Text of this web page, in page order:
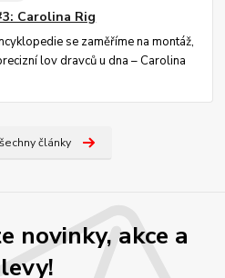
Carolina Rig
se zaměříme na montáž,
lov dravců u dna – Carolina
články
novinky, akce a